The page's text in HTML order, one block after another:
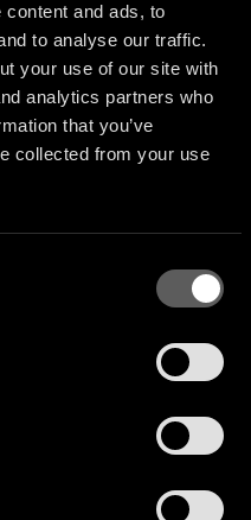
and ads, to
to analyse our traffic.
your use of our site with
analytics partners who
that you’ve
collected from your use